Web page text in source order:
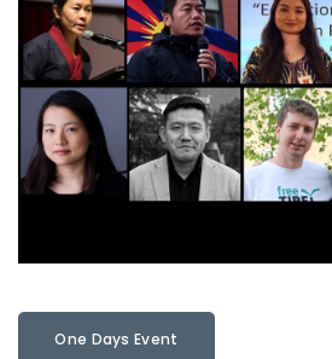
One Days Event